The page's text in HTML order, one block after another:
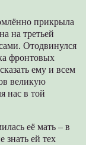
прикрыла
на третьей
Отодвинулся
фронтовых
ему и всем
великую
нас в той
её мать – в
знать ей тех